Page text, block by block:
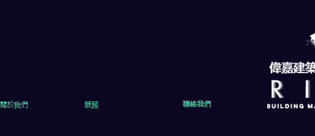
關於我們 服務 聯絡我們